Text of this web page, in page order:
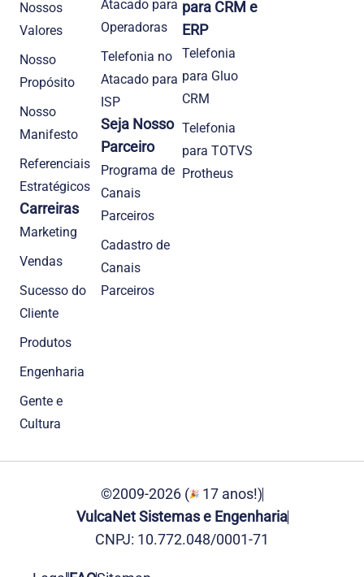
Nossos
Valores
Nosso
Propósito
Nosso
Manifesto
Referenciais
Estratégicos
Carreiras
Marketing
Vendas
Sucesso do
Cliente
Produtos
Engenharia
Gente e
Cultura
Atacado para
Operadoras
Telefonia no
Atacado para
ISP
Seja Nosso
Parceiro
Programa de
Canais
Parceiros
Cadastro de
Canais
Parceiros
para CRM e
ERP
Telefonia
para Gluo
CRM
Telefonia
para TOTVS
Protheus
©2009-2026 (
17 anos!)
VulcaNet Sistemas e Engenharia
CNPJ: 10.772.048/0001-71